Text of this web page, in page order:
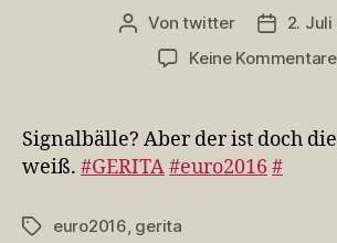
Beitragsautor
Vontwitter
2. Juli
Keine Kommentare
Signalbälle? Aber der ist doch
weiß. #GERITA#euro2016 #
Schlagwörter
euro2016 gerita